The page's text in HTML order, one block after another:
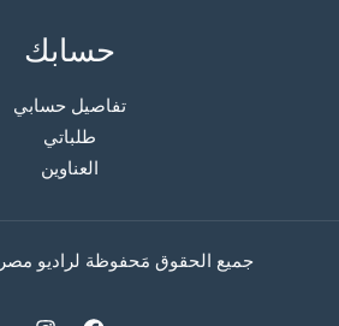
حسابك
تفاصيل حسابي
طلباتي
العناوين
جميع الحقوق مَحفوظة لراديو مصر